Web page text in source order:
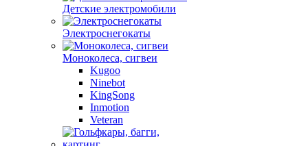
Детские электромобили
Электроснегокаты
Моноколеса, сигвеи
Kugoo
Ninebot
KingSong
Inmotion
Veteran